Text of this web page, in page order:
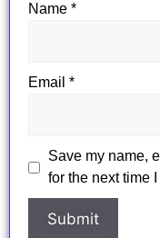
Name *
Email *
Save my name,
for the next time